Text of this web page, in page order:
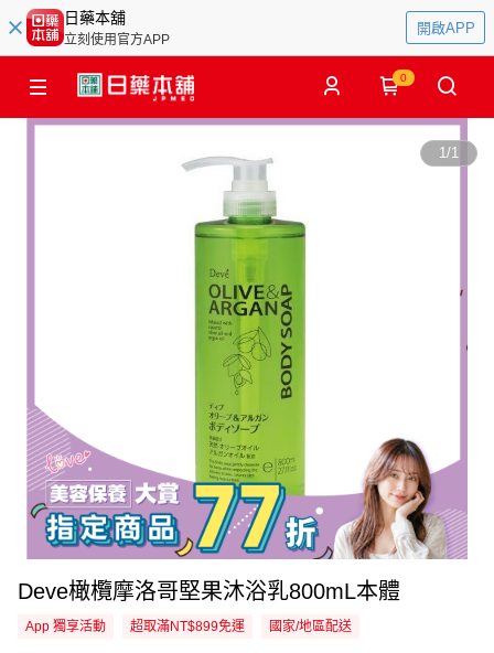
日藥本舖
立刻使用官方APP
開啟APP
0
1/1
Deve橄欖摩洛哥堅果沐浴乳800mL本體
App 獨享活動 超取滿NT$899免運 國家/地區配送